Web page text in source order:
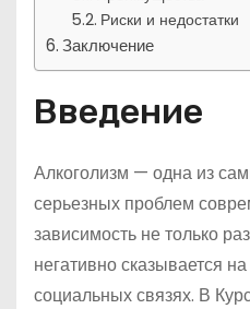
Риски и недостатки
Заключение
Введение
Алкоголизм — одна из
серьезных проблем
зависимость не только
негативно сказывается
социальных связях. В